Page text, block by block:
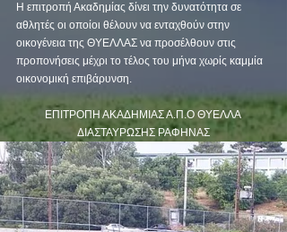
Η επιτροπή Ακαδημίας δίνει την δυνατότητα σε
αθλητές οι οποίοι θέλουν να ενταχθούν στην
οικογένεια της ΘΥΕΛΛΑΣ να προσέλθουν στις
προπονήσεις μέχρι το τέλος του μήνα χωρίς καμμία
οικονομική επιβάρυνση.
ΕΠΙΤΡΟΠΗ ΑΚAΔΗΜΙΑΣ Α.Π.Ο ΘΥΕΛΛΑ
ΔΙΑΣΤΑΥΡΩΣΗΣ ΡΑΦΗΝΑΣ